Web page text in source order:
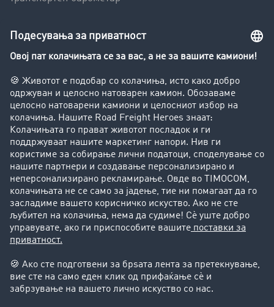
Увид во транспортната берза
Забрани за возење на камиони
Фирма
Преку клиенти до нови клиенти
Успешни приказни
Поддршка
Поддршка
Правни прашања
Импресум